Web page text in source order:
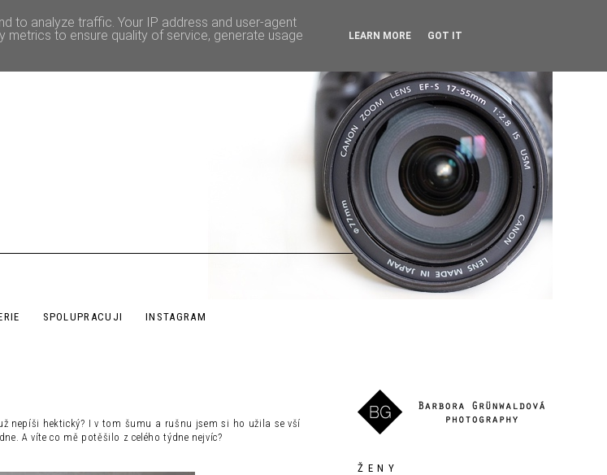
SPOLUPRACUJI INSTAGRAM
nepíši hektický? I v tom šumu a rušnu jsem si ho užila se vší
A víte co mě potěšilo z celého týdne nejvíc?
Ž E N Y
to analyze traffic. Your IP address and user-agent
to ensure quality of service, generate usage
LEARN MORE GOT IT